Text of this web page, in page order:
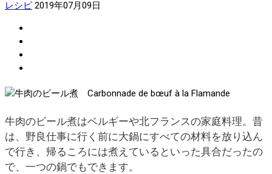
レシピ 2019年07月09日
牛肉のビール煮はベルギーや北フランスの家庭料理。昔
は、野良仕事に行く前に大鍋にすべての材料を放り込ん
で行き、帰るころには煮えているといった具合だったの
で、一つの鍋でもできます。